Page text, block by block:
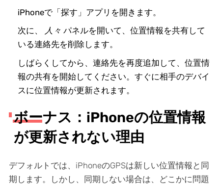
iPhoneで「探す」アプリを開きます。
次に、
人々 パネルを開いて、位置情報を共有して
いる連絡先を削除します。
しばらくしてから、連絡先を再度追加して、位置情
報の共有を開始してください。すぐに相手のデバイ
スに位置情報が更新されます。
ボーナス：iPhoneの位置情報
が更新されない理由
デフォルトでは、iPhoneのGPSは新しい位置情報と同
期します。しかし、同期しない場合は、どこかに問題